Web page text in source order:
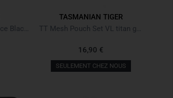
TASMANIAN TIGER
16,90 €
SEULEMENT CHEZ NOUS